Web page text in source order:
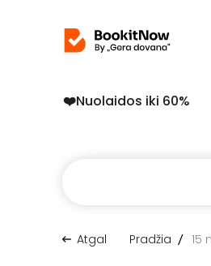
❤️️Nuolaidos iki 60%
Atgal Pradžia 15